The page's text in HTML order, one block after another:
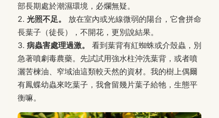
部長期處於潮濕環境，必爛無疑。
2. 光照不足。
放在室內或光線微弱的陽台，它會拼命
長葉子（徒長），不開花，更別說結果。
3. 病蟲害處理過激。
看到葉背有紅蜘蛛或介殼蟲，別
急著噴劇毒農藥。先試試用強水柱沖洗葉背，或者噴
灑苦楝油、窄域油這類較天然的資材。我的樹上偶爾
有鳳蝶幼蟲來吃葉子，我會留幾片葉子給牠，生態平
衡嘛。